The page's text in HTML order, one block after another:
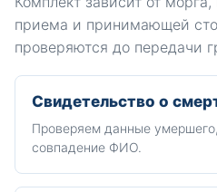
приема и принимающей
проверяются до передачи
Свидетельство о
Проверяем данные
совпадение ФИО.